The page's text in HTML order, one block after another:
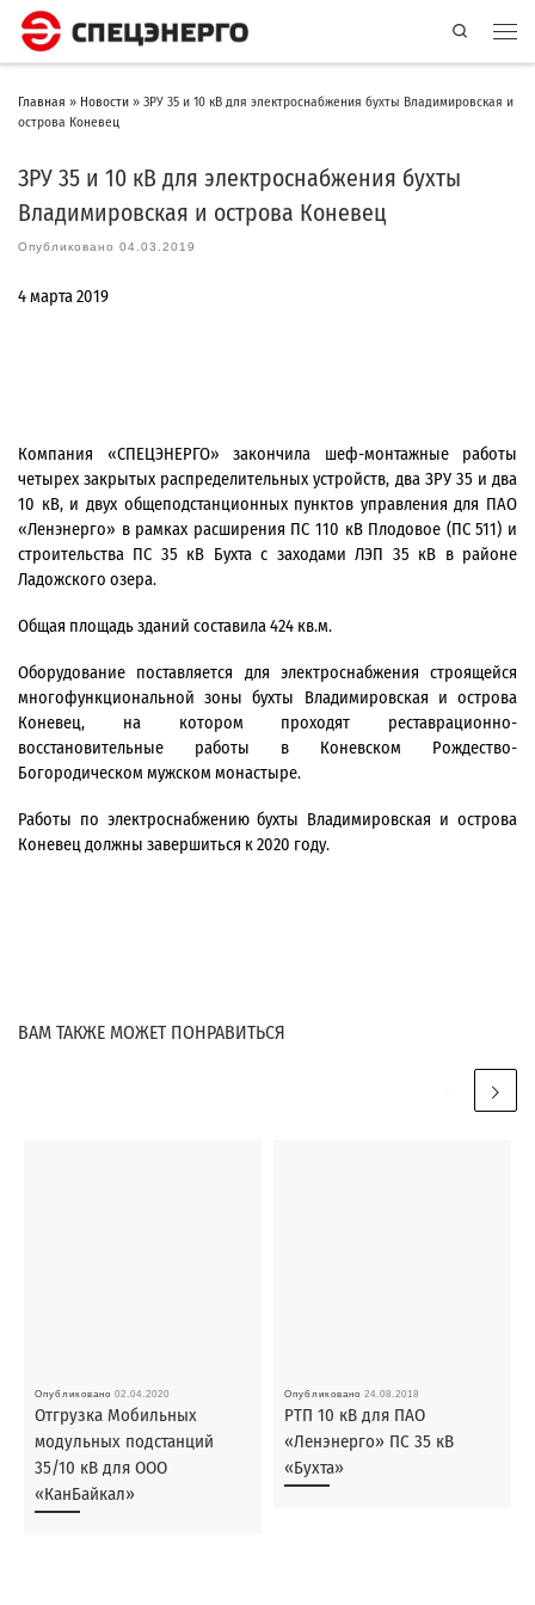
Search
Главная » Новости » ЗРУ 35 и 10 кВ для электроснабжения бухты Владимировская и
острова Коневец
ЗРУ 35 и 10 кВ для электроснабжения бухты
Владимировская и острова Коневец
Опубликовано 04.03.2019
4 марта 2019
Компания «СПЕЦЭНЕРГО» закончила шеф-монтажные работы
четырех закрытых распределительных устройств, два ЗРУ 35 и два
10 кВ, и двух общеподстанционных пунктов управления для ПАО
«Ленэнерго» в рамках расширения ПС 110 кВ Плодовое (ПС 511) и
строительства ПС 35 кВ Бухта с заходами ЛЭП 35 кВ в районе
Ладожского озера.
Общая площадь зданий составила 424 кв.м.
Оборудование поставляется для электроснабжения строящейся
многофункциональной зоны бухты Владимировская и острова
Коневец, на котором проходят реставрационно-
восстановительные работы в Коневском Рождество-
Богородическом мужском монастыре.
Работы по электроснабжению бухты Владимировская и острова
Коневец должны завершиться к 2020 году.
ВАМ ТАКЖЕ МОЖЕТ ПОНРАВИТЬСЯ
Опубликовано02.04.2020
Отгрузка Мобильных
модульных подстанций
35/10 кВ для ООО
«КанБайкал»
Опубликовано24.08.2018
РТП 10 кВ для ПАО
«Ленэнерго» ПС 35 кВ
«Бухта»